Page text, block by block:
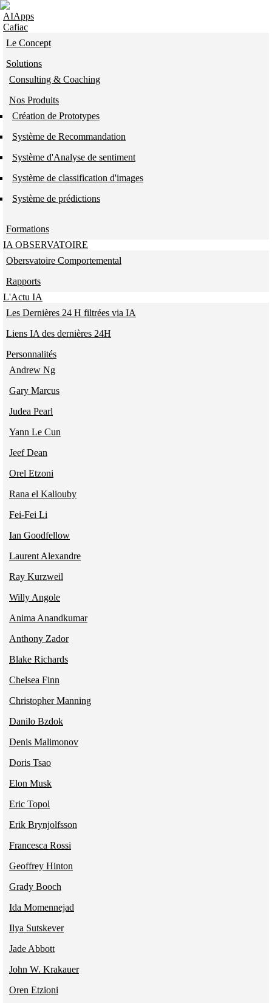
Skip to navigation
Aller au contenu principal
AIApps
Cafiac
Le Concept
Solutions
Consulting & Coaching
Nos Produits
Création de Prototypes
Système de Recommandation
Système d'Analyse de sentiment
Système de classification d'images
Système de prédictions
Formations
IA OBSERVATOIRE
Obersvatoire Comportemental
Rapports
L'Actu IA
Les Dernières 24 H filtrées via IA
Liens IA des dernières 24H
Personnalités
Andrew Ng
Gary Marcus
Judea Pearl
Yann Le Cun
Jeef Dean
Orel Etzoni
Rana el Kaliouby
Fei-Fei Li
Ian Goodfellow
Laurent Alexandre
Ray Kurzweil
Willy Angole
Anima Anandkumar
Anthony Zador
Blake Richards
Chelsea Finn
Christopher Manning
Danilo Bzdok
Denis Malimonov
Doris Tsao
Elon Musk
Eric Topol
Erik Brynjolfsson
Francesca Rossi
Geoffrey Hinton
Grady Booch
Ida Momennejad
Ilya Sutskever
Jade Abbott
John W. Krakauer
Oren Etzioni